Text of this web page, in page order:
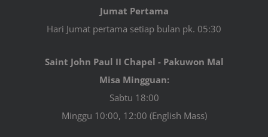
Jumat Pertama
Hari Jumat pertama setiap bulan pk. 05:30
Saint John Paul II Chapel - Pakuwon Mal
Misa Mingguan:
Sabtu 18:00
Minggu 10:00, 12:00 (English Mass)